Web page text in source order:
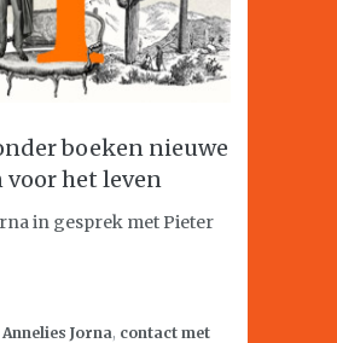
boeken nieuwe
het leven
in gesprek met Pieter
Annelies Jorna, contact met